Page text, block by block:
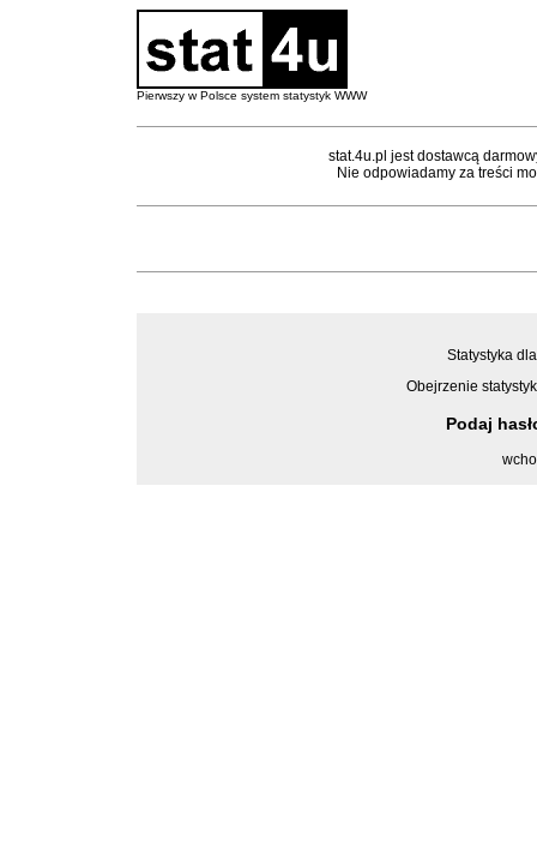
Pierwszy w Polsce system statystyk WWW
stat.4u.pl jest dostawcą
Nie odpowiadamy za treści
Statystyka
Obejrzenie
Podaj